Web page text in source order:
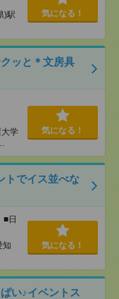
)駅
気になる！
ッと＊文房具
学
気になる！
トでイス並べな
日
知
気になる！
い♪イベントス